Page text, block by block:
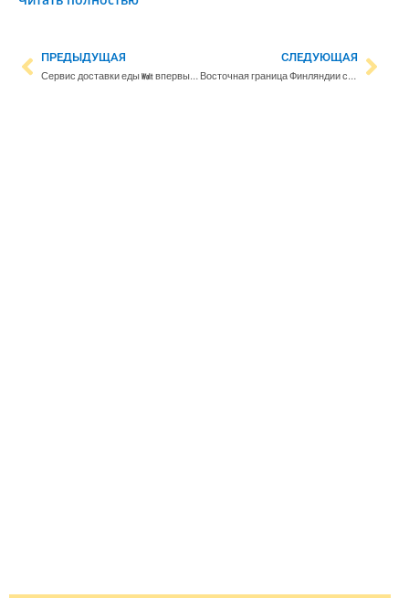
ПРЕДЫДУЩАЯ
Сервис доставки еды Wolt впервые оформил курьеров по трудовому договору
СЛЕДУЮЩАЯ
Восточная граница Финляндии стала достопримечательностью, доступной немногим – мы выяснили, кто там побывал